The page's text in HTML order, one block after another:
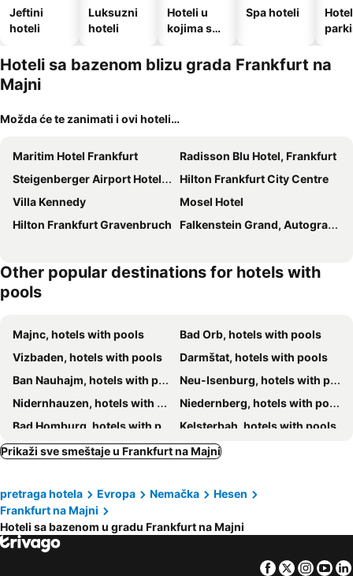
Jeftini
hoteli
Luksuzni
hoteli
Hoteli u
kojima su
kućni
ljubimci
Spa hoteli
Hoteli sa bazenom blizu grada Frankfurt na
Majni
Možda će te zanimati i ovi hoteli…
Maritim Hotel Frankfurt
Radisson Blu Hotel, Frankfurt
Steigenberger Airport Hotel Frankfurt
Hilton Frankfurt City Centre
Villa Kennedy
Mosel Hotel
Hilton Frankfurt Gravenbruch
Falkenstein Grand, Autograph Collection
Other popular destinations for hotels with
pools
Majnc, hotels with pools
Bad Orb, hotels with pools
Vizbaden, hotels with pools
Darmštat, hotels with pools
Ban Nauhajm, hotels with pools
Neu-Isenburg, hotels with pools
Nidernhauzen, hotels with pools
Niedernberg, hotels with pools
Bad Homburg, hotels with pools
Kelsterbah, hotels with pools
Raunheim, hotels with pools
Königstein, hotels with pools
Nirštajn, hotels with pools
Sehajm-Jugenhajm, hotels with pools
Hösbach, hotels with pools
Köngernheim, hotels with pools
Lindenfels, hotels with pools
Prikaži sve smeštaje u Frankfurt na Majni
pretraga hotela Evropa Nemačka
Hesen
Frankfurt na Majni
Hoteli sa bazenom u gradu Frankfurt na Majni
Facebook
Twitter